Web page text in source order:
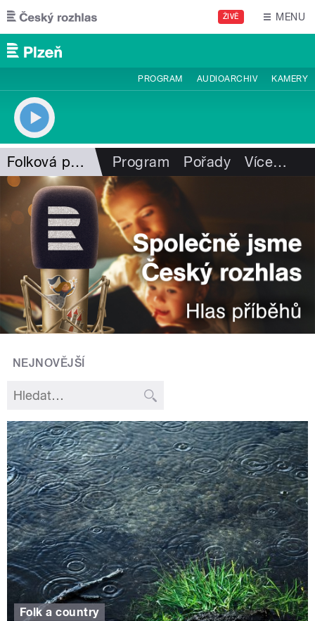
Přejít k hlavnímu obsahu
ŽIVĚ MENU
PROGRAM AUDIOARCHIV KAMERY
Folková pohlazení Program Pořady Více…
NEJNOVĚJŠÍ
Folk a country